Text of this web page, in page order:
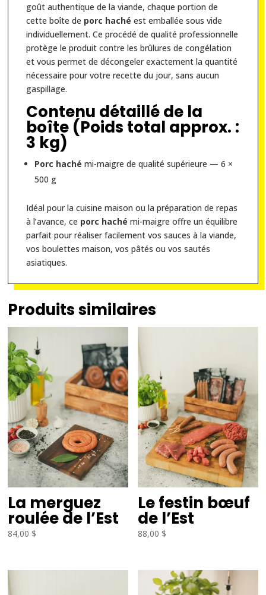
goût authentique de la viande, chaque portion de
cette boîte de porc haché est emballée sous vide
individuellement. Ce procédé de qualité professionnelle
protège le produit contre les brûlures de congélation
et vous permet de décongeler exactement la quantité
nécessaire pour votre recette du jour, sans aucun
gaspillage.
Contenu détaillé de la
boîte (Poids total approx. :
3 kg)
Porc haché mi-maigre de qualité supérieure — 6 ×
500 g
Idéal pour la cuisine maison ou la préparation de repas
à l’avance, ce porc haché mi-maigre offre un équilibre
parfait pour réaliser facilement vos sauces à la viande,
vos boulettes maison, vos pâtés ou vos sautés
asiatiques.
Produits similaires
La merguez
roulée de l’Est
84,00 $
Le festin bœuf
de l’Est
88,00 $